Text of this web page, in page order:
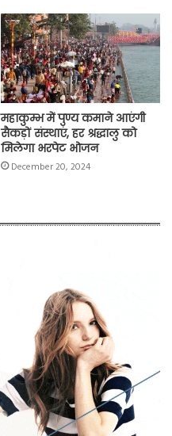
महाकुम्भ में पुण्य कमाने आएंगी
सैकड़ों संस्थाएं, हर श्रद्धालु को
मिलेगा भरपेट भोजन
December 20, 2024